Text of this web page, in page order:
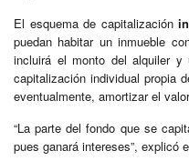
El esquema de capitalización
puedan habitar un inmueble
incluirá el monto del alquiler
capitalización individual propia
eventualmente, amortizar el
“La parte del fondo que se
pues ganará intereses”, explicó